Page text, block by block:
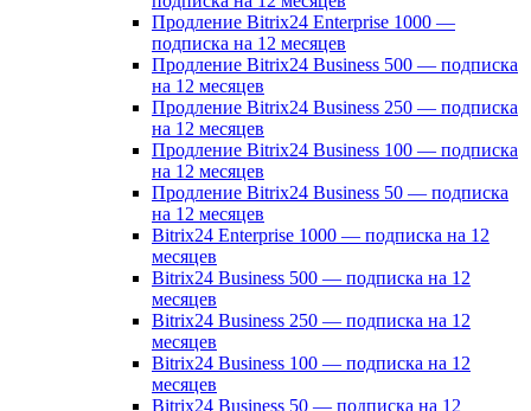
Продление Bitrix24 Enterprise 1000 —
подписка на 12 месяцев
Продление Bitrix24 Business 500 — подписка
на 12 месяцев
Продление Bitrix24 Business 250 — подписка
на 12 месяцев
Продление Bitrix24 Business 100 — подписка
на 12 месяцев
Продление Bitrix24 Business 50 — подписка
на 12 месяцев
Bitrix24 Enterprise 1000 — подписка на 12
месяцев
Bitrix24 Business 500 — подписка на 12
месяцев
Bitrix24 Business 250 — подписка на 12
месяцев
Bitrix24 Business 100 — подписка на 12
месяцев
Bitrix24 Business 50 — подписка на 12